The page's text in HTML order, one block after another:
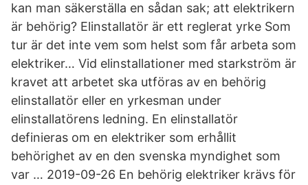
kan man säkerställa en sådan sak; att elektrikern
är behörig? Elinstallatör är ett reglerat yrke Som
tur är det inte vem som helst som får arbeta som
elektriker… Vid elinstallationer med starkström är
kravet att arbetet ska utföras av en behörig
elinstallatör eller en yrkesman under
elinstallatörens ledning. En elinstallatör
definieras om en elektriker som erhållit
behörighet av en den svenska myndighet som
var … 2019-09-26 En behörig elektriker krävs för